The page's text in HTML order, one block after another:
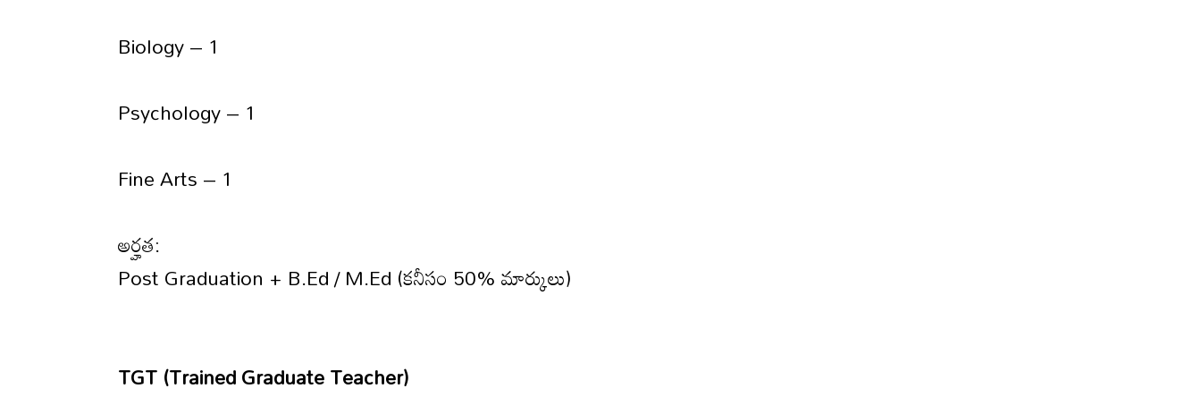
Biology – 1
Psychology – 1
Fine Arts – 1
అర్హత:
Post Graduation + B.Ed / M.Ed (కనీసం 50% మార్కులు)
TGT (Trained Graduate Teacher)